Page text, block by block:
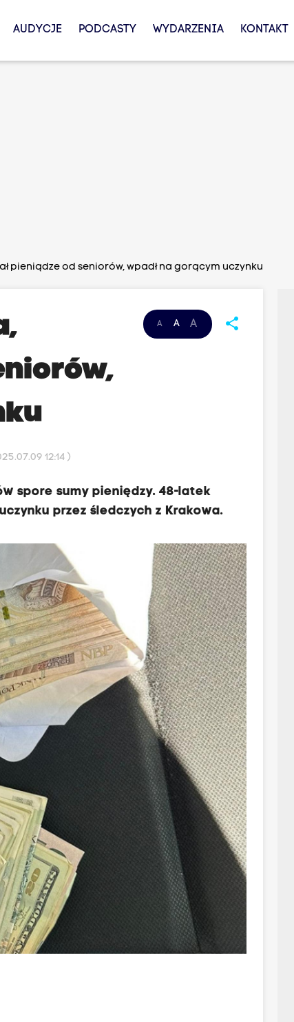
AUDYCJE PODCASTY WYDARZENIA KONTAKT
pieniądze od seniorów, wpadł na gorącym uczynku
A A A share
12:14 )
spore sumy pieniędzy. 48-latek
przez śledczych z Krakowa.